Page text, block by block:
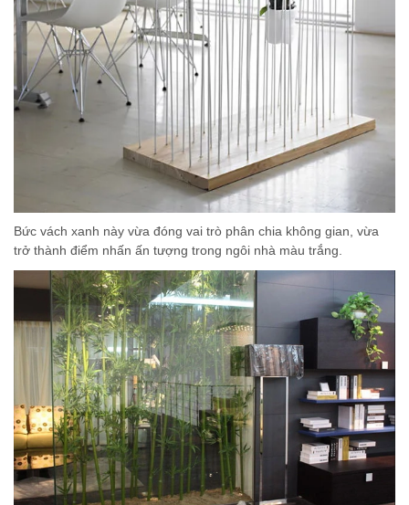
Bức vách xanh này vừa đóng vai trò phân chia không gian, vừa
trở thành điểm nhấn ấn tượng trong ngôi nhà màu trắng.